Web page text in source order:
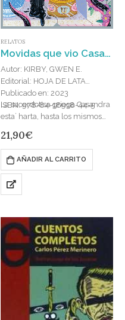
RELATOS
Movidas que vio Casandra
Autor: KIRBY, GWEN E.
Editorial: HOJA DE LATA
Publicado en: 2023
ISBN: 978-84-18918-44-5
La sacerdotisa griega Casandra
esta´ harta, hasta los mismos
crean en sus profecías. En una…
21,90€
AÑADIR AL CARRITO